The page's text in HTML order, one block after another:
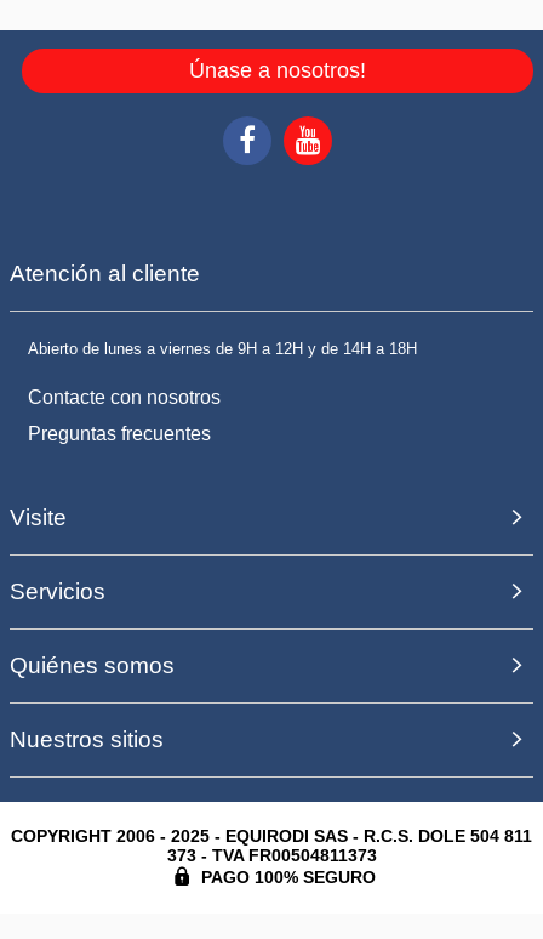
Únase a nosotros!
Atención al cliente
Abierto de lunes a viernes de 9H a 12H y de 14H a 18H
Contacte con nosotros
Preguntas frecuentes
Visite
Servicios
Quiénes somos
Nuestros sitios
COPYRIGHT 2006 - 2025 - EQUIRODI SAS - R.C.S. DOLE 504 811
373 - TVA FR00504811373
PAGO 100% SEGURO